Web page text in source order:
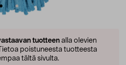
tuotteenalla olevien
poistuneesta tuotteesta
tältä sivulta.